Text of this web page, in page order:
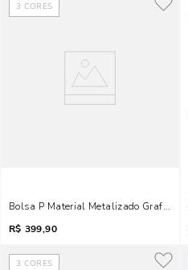
3 CORES
Bolsa P Material Metalizado Grafite 2
R$ 399,90
3 CORES